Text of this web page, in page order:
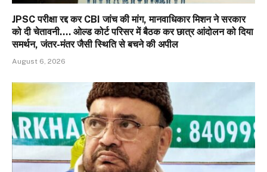
JPSC परीक्षा रद्द कर CBI जांच की मांग, मानवाधिकार मिशन ने सरकार
को दी चेतावनी…. ओल्ड कोर्ट परिसर में बैठक कर छात्र आंदोलन को दिया
समर्थन, जंतर-मंतर जैसी स्थिति से बचने की अपील
August 6, 2026